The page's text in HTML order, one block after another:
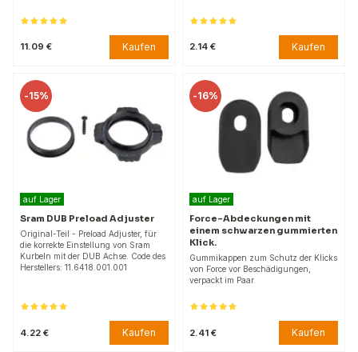
11.09 € Kaufen 2.14 € Kaufen
-15%
auf Lager
Sram DUB Preload Adjuster
Original-Teil - Preload Adjuster, für
die korrekte Einstellung von Sram
Kurbeln mit der DUB Achse. Code des
Herstellers: 11.6418.001.001
4.22 € Kaufen
-16%
auf Lager
Force-Abdeckungen mit
einem schwarzen gummierten
Klick.
Gummikappen zum Schutz der Klicks
von Force vor Beschädigungen,
verpackt im Paar.
2.41 € Kaufen